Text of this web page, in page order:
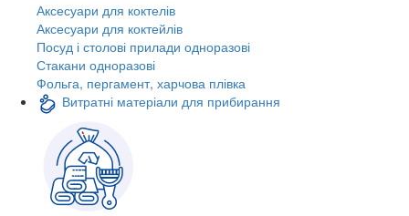
Аксесуари для коктелів
Аксесуари для коктейлів
Посуд і столові прилади одноразові
Стакани одноразові
Фольга, пергамент, харчова плівка
Витратні матеріали для прибирання